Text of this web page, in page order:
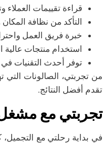
قراءة تقييمات العملاء
التأكد من نظافة
خبرة فريق العمل
استخدام منتجات عالية
توفر أحدث التقنيات في
من تجربتي، الصالونات التي
تقدم أفضل النتائج.
تجربتي مع
في بداية رحلتي مع